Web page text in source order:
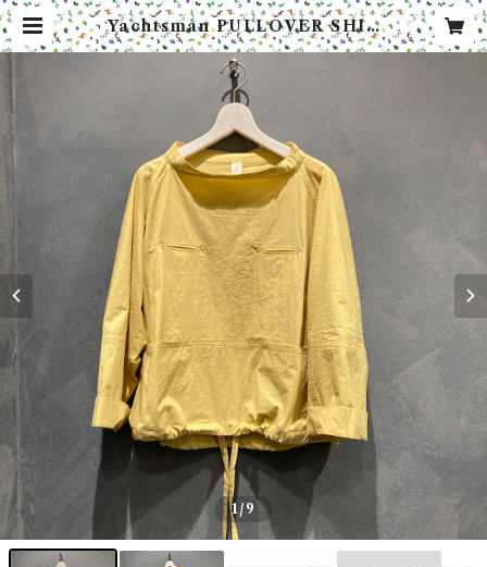
Yachtsman PULLOVER SHIR
TS (ヨットマン プルオーバー シャ
ツ) / Col. Yellow(イエロー) | ハ
イカラブルバード ボガボガ オンラ
イン
1/9